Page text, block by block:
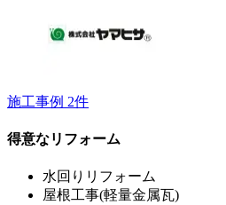
施工事例 2件
得意なリフォーム
水回りリフォーム
屋根工事(軽量金属瓦)